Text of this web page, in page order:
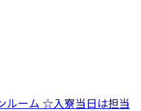
ルーム ☆入寮当日は担当